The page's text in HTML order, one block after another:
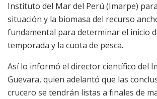
Instituto del Mar del Perú (Imarpe)
situación y la biomasa del recurso
fundamental para determinar el inicio
temporada y la cuota de pesca.
Así lo informó el director científico del
Guevara, quien adelantó que las
crucero se tendrán listas a finales de